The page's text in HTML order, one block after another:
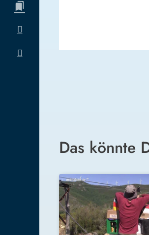
Das könnte